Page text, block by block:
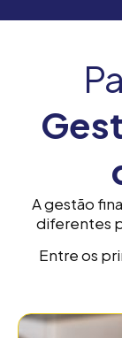
A gestão
diferentes
Entre os